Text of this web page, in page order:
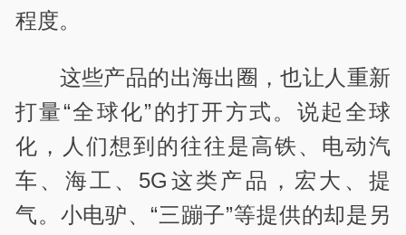
程度。
这些产品的出海出圈，也让人重新
打量“全球化”的打开方式。说起全球
化，人们想到的往往是高铁、电动汽
车、海工、5G这类产品，宏大、提
气。小电驴、“三蹦子”等提供的却是另